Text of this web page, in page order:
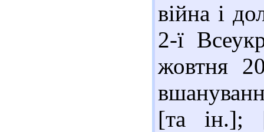
війна і
2-ї
жовтня
[та ін.];